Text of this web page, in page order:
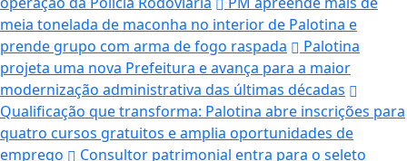
meia tonelada de maconha no interior de Palotina e
prende grupo com arma de fogo raspada
Palotina
projeta uma nova Prefeitura e avança para a maior
modernização administrativa das últimas décadas
Qualificação que transforma: Palotina abre inscrições para
quatro cursos gratuitos e amplia oportunidades de
emprego
Consultor patrimonial entra para o seleto